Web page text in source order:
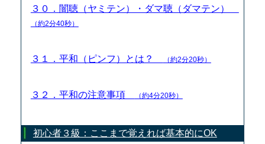
３０．闇聴（ヤミテン）・ダマ聴（ダマテン）
（約2分40秒）
３１．平和（ピンフ）とは？ （約2分20秒）
３２．平和の注意事項 （約4分20秒）
初心者３級：ここまで覚えれば基本的にOK